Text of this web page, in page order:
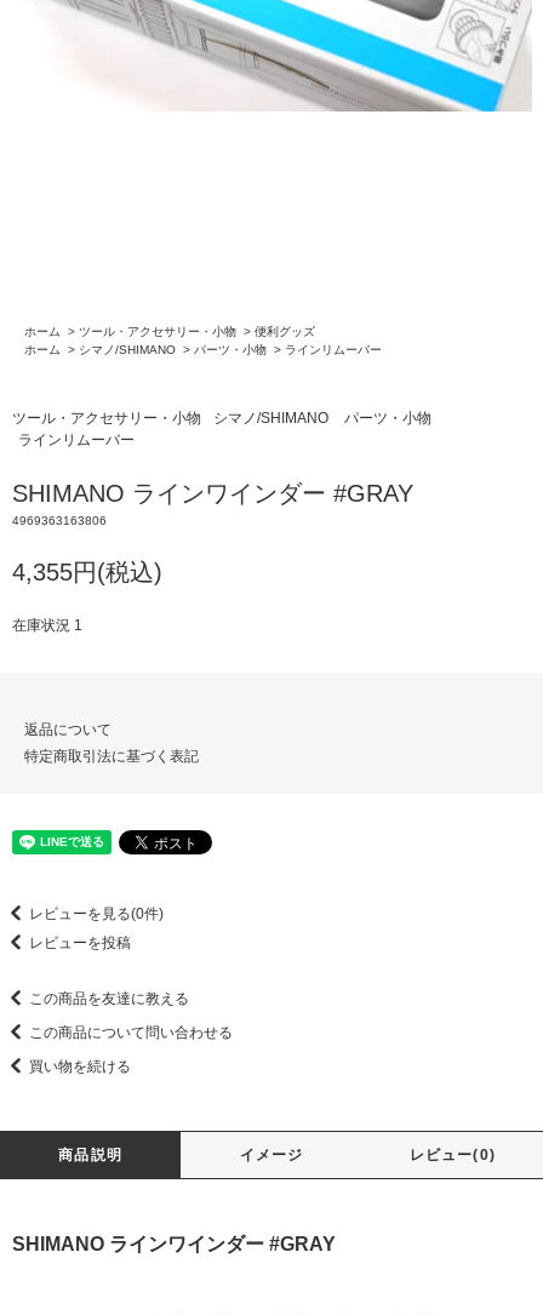
ホーム > ツール・アクセサリー・小物 > 便利グッズ
ホーム
> シマノ/SHIMANO > パーツ・小物 > ラインリムーバー
ツール・アクセサリー・小物 シマノ/SHIMANO
パーツ・小物
ラインリムーバー
SHIMANO ラインワインダー #GRAY
4969363163806
4,355円(税込)
在庫状況 1
返品について
特定商取引法に基づく表記
レビューを見る(0件)
レビューを投稿
この商品を友達に教える
この商品について問い合わせる
買い物を続ける
商品説明 イメージ レビュー(0)
SHIMANO ラインワインダー #GRAY